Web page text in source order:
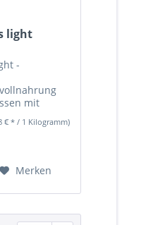
light
-
mit
empfindliche
€ * / 1 Kilogramm)
Merken